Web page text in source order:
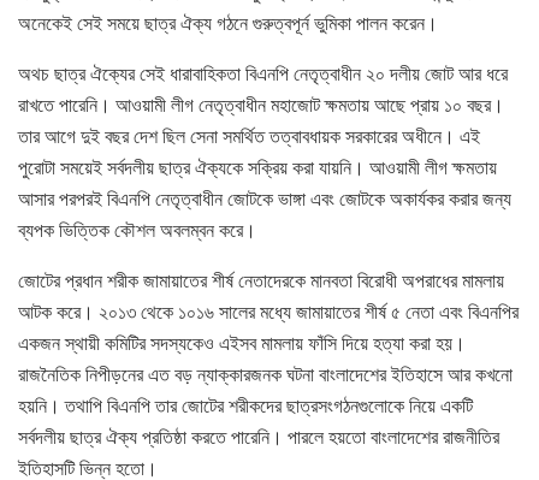
অনেকেই সেই সময়ে ছাত্র ঐক্য গঠনে গুরুত্বপূর্ন ভুমিকা পালন করেন।
অথচ ছাত্র ঐক্যের সেই ধারাবাহিকতা বিএনপি নেতৃত্বাধীন ২০ দলীয় জোট আর ধরে
রাখতে পারেনি। আওয়ামী লীগ নেতৃত্বাধীন মহাজোট ক্ষমতায় আছে প্রায় ১০ বছর।
তার আগে দুই বছর দেশ ছিল সেনা সমর্থিত তত্বাবধায়ক সরকারের অধীনে। এই
পুরোটা সময়েই সর্বদলীয় ছাত্র ঐক্যকে সক্রিয় করা যায়নি। আওয়ামী লীগ ক্ষমতায়
আসার পরপরই বিএনপি নেতৃত্বাধীন জোটকে ভাঙ্গা এবং জোটকে অকার্যকর করার জন্য
ব্যপক ভিত্তিক কৌশল অবলম্বন করে।
জোটের প্রধান শরীক জামায়াতের শীর্ষ নেতাদেরকে মানবতা বিরোধী অপরাধের মামলায়
আটক করে। ২০১৩ থেকে ১০১৬ সালের মধ্যে জামায়াতের শীর্ষ ৫ নেতা এবং বিএনপির
একজন স্থায়ী কমিটির সদস্যকেও এইসব মামলায় ফাঁসি দিয়ে হত্যা করা হয়।
রাজনৈতিক নিপীড়নের এত বড় ন্যাক্কারজনক ঘটনা বাংলাদেশের ইতিহাসে আর কখনো
হয়নি। তথাপি বিএনপি তার জোটের শরীকদের ছাত্রসংগঠনগুলোকে নিয়ে একটি
সর্বদলীয় ছাত্র ঐক্য প্রতিষ্ঠা করতে পারেনি। পারলে হয়তো বাংলাদেশের রাজনীতির
ইতিহাসটি ভিন্ন হতো।